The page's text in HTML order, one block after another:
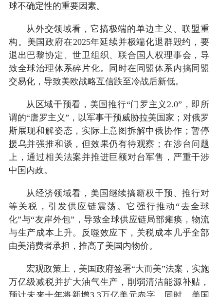
球不确定性的重要因素。
从外交领域看，它搞极端的单边主义、联盟重
构。美国政府在2025年延续并极端化退群毁约，要
退出巴黎协定、世卫组织、联合国人权理事会，导
致全球治理体系碎片化。同时在同盟体系内搞同盟
交易化，导致美欧战略互信跌至冷战后新低。
从区域干预看，美国推行“门罗主义2.0”，即所
谓的“唐罗主义”，以军事干预威胁拉美国家；对俄罗
斯展现和解姿态，实际上意图拆解中俄协作；暂停
援乌并强推和谈，但效果仍有待观察；在涉台问题
上，通过相关法案并推进巨额对台军售，严重干涉
中国内政。
从经济领域看，美国继续搞霸权干预、推行对
等关税，引发供应链震荡。它强行推动“去全球
化”与“友岸外包”，导致全球供应链局部瘫痪，物流
与生产成本上升。反噬效应下，关税成本几乎全部
由美消费者承担，推高了美国内物价。
宏观政策上，美国政府签署“大而美”法案，实施
万亿级减税并扩大油气生产，削弱清洁能源补贴，
预计未来十年将新增3.3万亿美元赤字。同时，美国